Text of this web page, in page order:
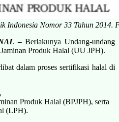
Indonesia Nomor 33 Tahun
–Berlakunya Undang-undang
Produk Halal (UU JPH).
dalam proses sertifikasi halal di
Produk Halal (BPJPH), serta
(LPH).